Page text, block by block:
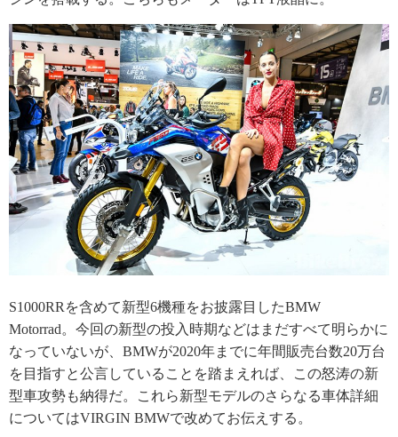
S1000RRを含めて新型6機種をお披露目したBMW
Motorrad。今回の新型の投入時期などはまだすべて明らかに
なっていないが、BMWが2020年までに年間販売台数20万台
を目指すと公言していることを踏まえれば、この怒涛の新
型車攻勢も納得だ。これら新型モデルのさらなる車体詳細
についてはVIRGIN BMWで改めてお伝えする。